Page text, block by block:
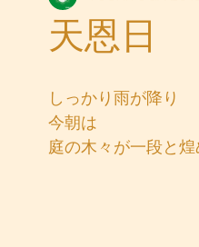
天恩日
しっかり雨が降り
今朝は
庭の木々が一段と